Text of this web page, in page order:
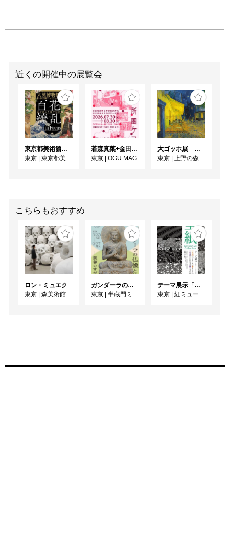
近くの開催中の展覧会
東京都美術館開館100周年記念 大英博物館日本美術コレクション 百花繚乱〜海を越えた江戸絵画
東京
東京都美術館
若森真菜+金田ゆりあ「ご近所圏ケアーご近所の気にかけあいからはじまるケアのリサーチ展ー」
東京
OGU MAG
大ゴッホ展 夜のカフェテラス
東京
上野の森美術館
こちらもおすすめ
ロン・ミュエク
東京
森美術館
ガンダーラの仏像と仏伝ー釈尊のすがたー
東京
半蔵門ミュージアム
テーマ展示「型紙 KATAGAMI Collection」
東京
紅ミュージアム